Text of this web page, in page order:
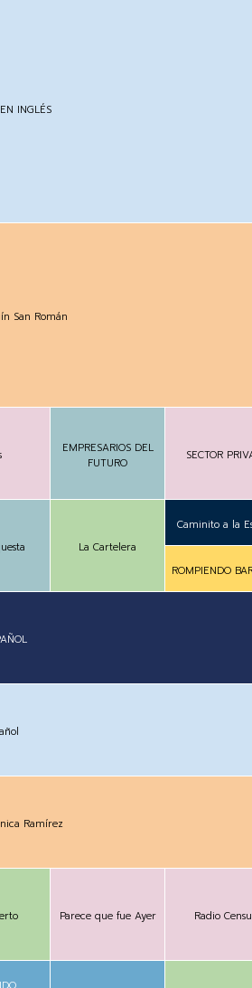
INGLÉS
San Román
EMPRESARIOS DEL
FUTURO
SECTOR
La Cartelera
Caminito a la
ROMPIENDO
Ramírez
Parece que fue Ayer Radio